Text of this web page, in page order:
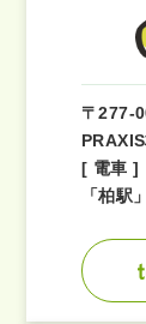
〒277-
[ 電車 ]
「柏駅